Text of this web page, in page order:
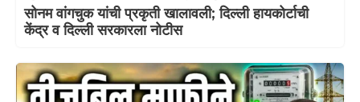
सोनम वांगचुक यांची प्रकृती खालावली; दिल्ली हायकोर्टाची
केंद्र व दिल्ली सरकारला नोटीस